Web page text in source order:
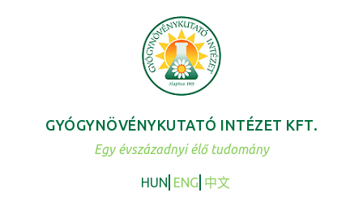
GYÓGYNÖVÉNYKUTATÓ INTÉZET KFT.
Egy évszázadnyi élő tudomány
HUN ENG 中文